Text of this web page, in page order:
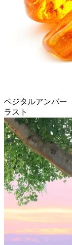
ベジタルアンバー
ラスト